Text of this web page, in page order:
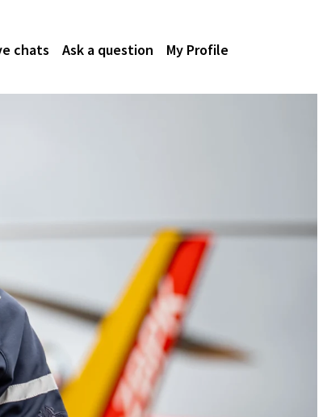
chats Ask a question My Profile